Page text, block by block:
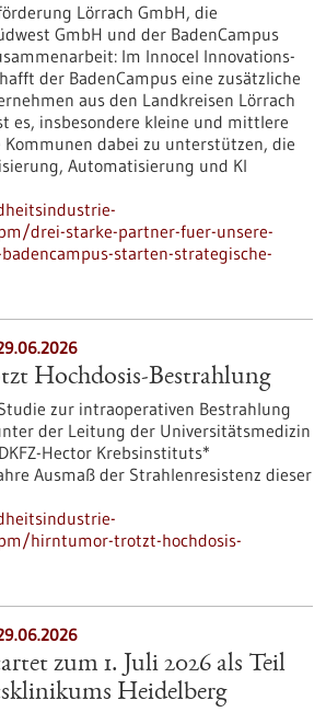
Lörrach GmbH, die
GmbH und der BadenCampus
Im Innocel Innovations-
der BadenCampus eine zusätzliche
aus den Landkreisen Lörrach
es, insbesondere kleine und mittlere
dabei zu unterstützen, die
Automatisierung und KI
drei-starke-partner-fuer-unsere-
starten-strategische-
Hochdosis-Bestrahlung
zur intraoperativen Bestrahlung
der Leitung der Universitätsmedizin
Hector Krebsinstituts*
Ausmaß der Strahlenresistenz dieser
hirntumor-trotzt-hochdosis-
zum 1. Juli 2026 als Teil
Heidelberg